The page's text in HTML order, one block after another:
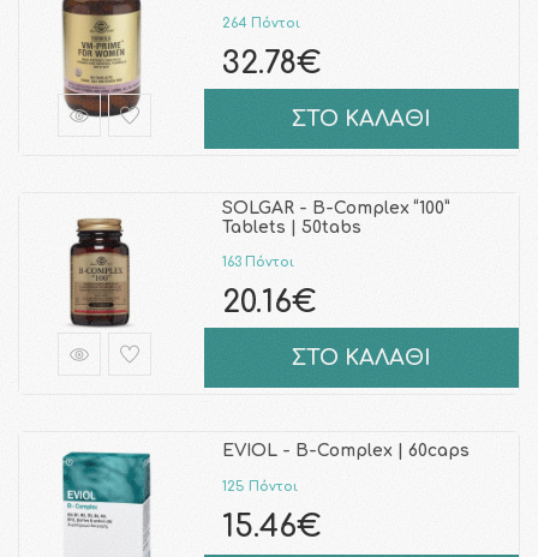
264 Πόντοι
32.78€
ΣΤΟ ΚΑΛΑΘΙ
SOLGAR - B-Complex “100”
Tablets | 50tabs
163 Πόντοι
20.16€
ΣΤΟ ΚΑΛΑΘΙ
EVIOL - B-Complex | 60caps
125 Πόντοι
15.46€